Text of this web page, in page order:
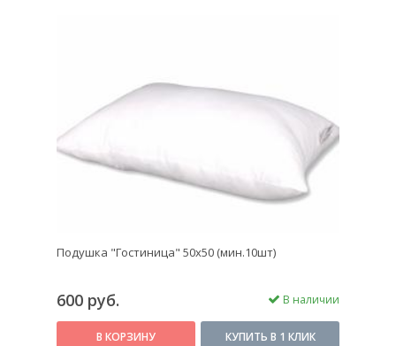
Подушка "Гостиница" 50х50 (мин.10шт)
600 руб. В наличии
В КОРЗИНУ КУПИТЬ В 1 КЛИК